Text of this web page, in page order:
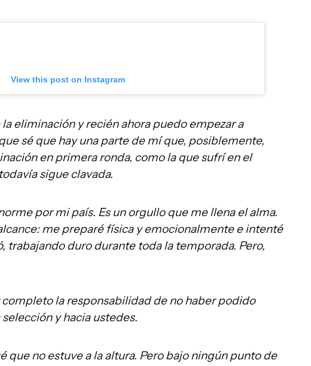
View this post on Instagram
la eliminación y recién ahora puedo empezar a
sé que hay una parte de mí que, posiblemente,
en primera ronda, como la que sufrí en el
sigue clavada.
por mi país. Es un orgullo que me llena el alma.
me preparé física y emocionalmente e intenté
trabajando duro durante toda la temporada. Pero,
la responsabilidad de no haber podido
y hacia ustedes.
que no estuve a la altura. Pero bajo ningún punto de